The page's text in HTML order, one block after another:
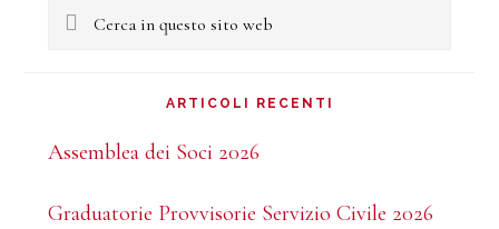
primaria
Cerca
ARTICOLI RECENTI
Assemblea dei Soci 2026
Graduatorie Provvisorie Servizio Civile 2026